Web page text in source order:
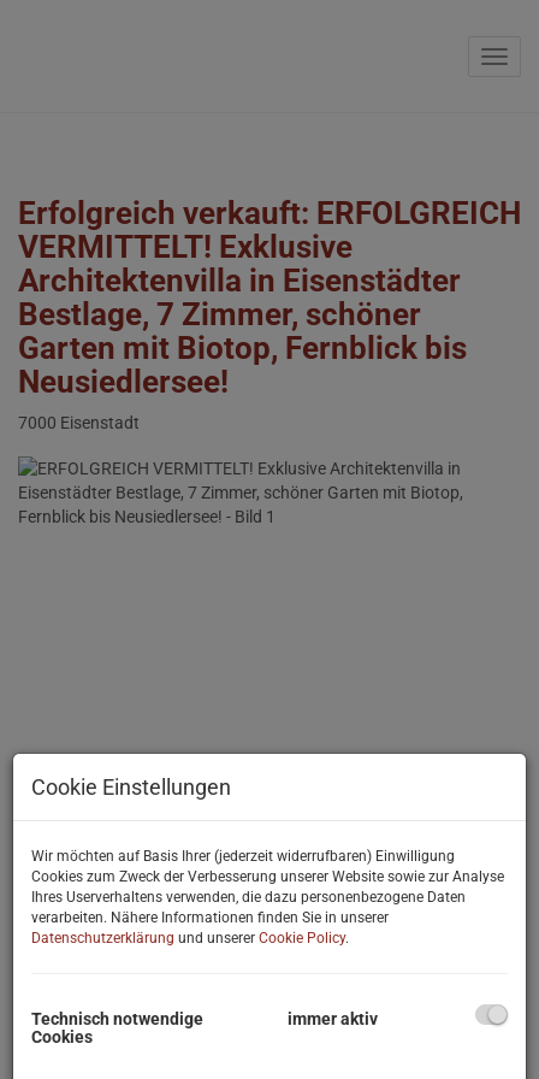
Erfolgreich verkauft: ERFOLGREICH
VERMITTELT! Exklusive
Architektenvilla in Eisenstädter
Bestlage, 7 Zimmer, schöner
Garten mit Biotop, Fernblick bis
Neusiedlersee!
7000 Eisenstadt
Beschreibung
Cookie Einstellungen
Wir möchten auf Basis Ihrer (jederzeit widerrufbaren) Einwilligung
Cookies zum Zweck der Verbesserung unserer Website sowie zur Analyse
Ihres Userverhaltens verwenden, die dazu personenbezogene Daten
verarbeiten. Nähere Informationen finden Sie in unserer
Datenschutzerklärung und unserer Cookie Policy.
Technisch notwendige
Cookies
immer aktiv